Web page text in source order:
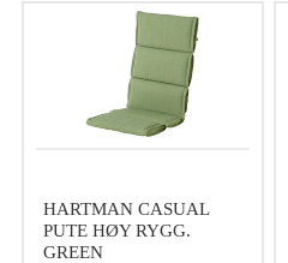
HARTMAN CASUAL
PUTE HØY RYGG.
GREEN